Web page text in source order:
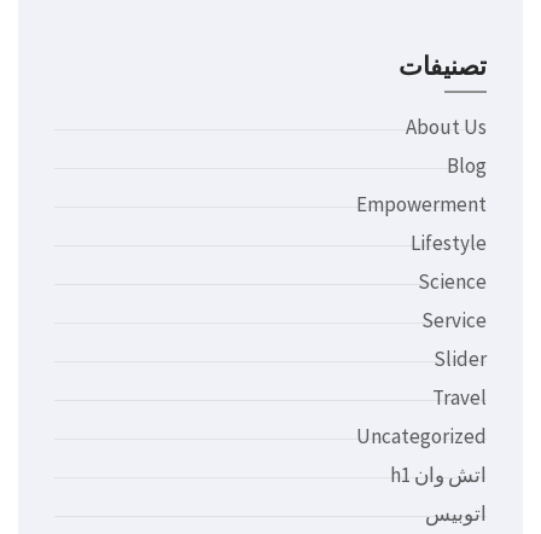
تصنيفات
About Us
Blog
Empowerment
Lifestyle
Science
Service
Slider
Travel
Uncategorized
اتش وان h1
اتوبيس